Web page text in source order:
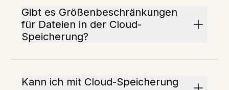
Gibt es Größenbeschränkungen
für Dateien in der Cloud-
Speicherung?
Kann ich mit Cloud-Speicherung